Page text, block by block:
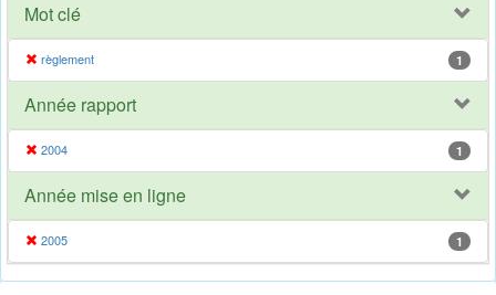
Mot clé
règlement 1
Année rapport
2004 1
Année mise en ligne
2005 1